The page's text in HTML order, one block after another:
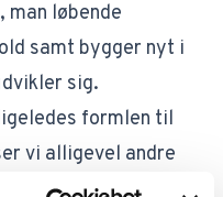
man løbende
samt bygger nyt i
sig.
formlen til
vi alligevel andre
der går til